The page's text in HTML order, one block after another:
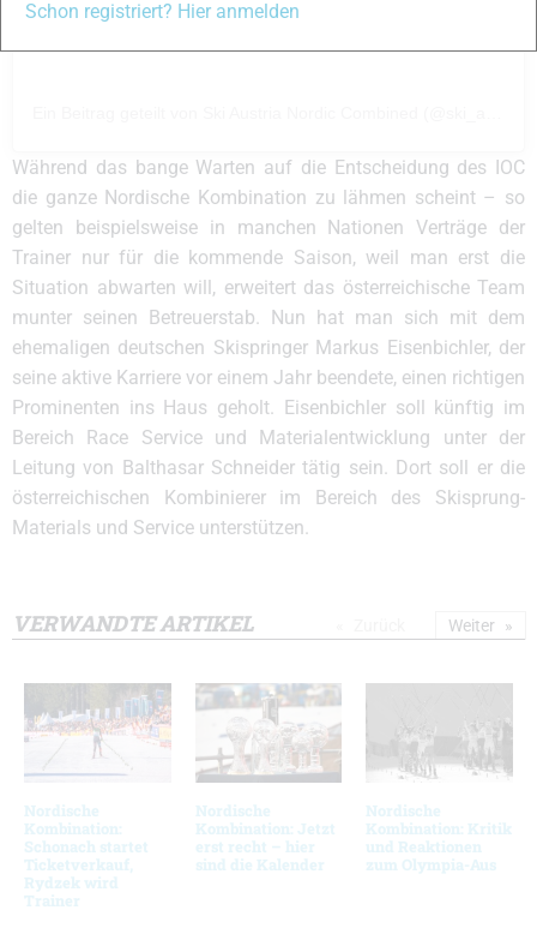
Während das bange Warten auf die Entscheidung des IOC
die ganze Nordische Kombination zu lähmen scheint – so
gelten beispielsweise in manchen Nationen Verträge der
Trainer nur für die kommende Saison, weil man erst die
Situation abwarten will, erweitert das österreichische Team
munter seinen Betreuerstab. Nun hat man sich mit dem
ehemaligen deutschen Skispringer Markus Eisenbichler, der
seine aktive Karriere vor einem Jahr beendete, einen richtigen
Prominenten ins Haus geholt. Eisenbichler soll künftig im
Bereich Race Service und Materialentwicklung unter der
Leitung von Balthasar Schneider tätig sein. Dort soll er die
österreichischen Kombinierer im Bereich des Skisprung-
Materials und Service unterstützen.
VERWANDTE ARTIKEL
Nordische
Kombination:
Schonach startet
Ticketverkauf,
Rydzek wird
Trainer
Nordische
Kombination: Jetzt
erst recht – hier
sind die Kalender
Nordische
Kombination: Kritik
und Reaktionen
zum Olympia-Aus
Weiter
Schon registriert? Hier anmelden